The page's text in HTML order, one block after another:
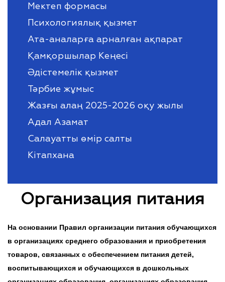
Мектеп формасы
Психологиялық қызмет
Ата-аналарға арналған ақпарат
Қамқоршылар Кеңесі
Әдістемелік қызмет
Тәрбие жұмыс
Жазғы алаң 2025-2026 оқу жылы
Адал Азамат
Салауатты өмір салты
Кітапхана
Организация питания
На основании Правил организации питания обучающихся
в организациях среднего образования и приобретения
товаров, связанных с обеспечением питания детей,
воспитывающихся и обучающихся в дошкольных